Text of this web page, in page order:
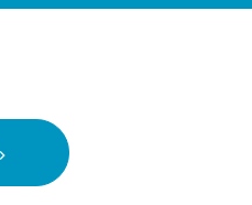
keyboard_arrow_right